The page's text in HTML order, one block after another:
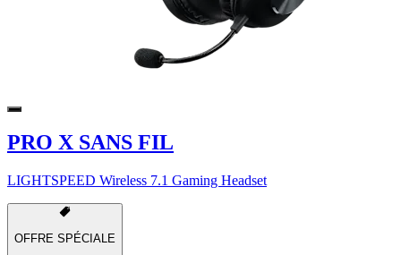
PRO X SANS FIL
LIGHTSPEED Wireless 7.1 Gaming Headset
OFFRE SPÉCIALE